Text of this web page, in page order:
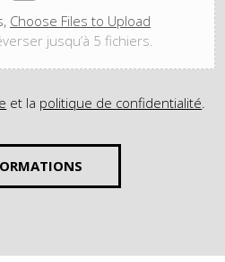
Choose Files to Upload
jusqu’à 5 fichiers.
et la politique de confidentialité.